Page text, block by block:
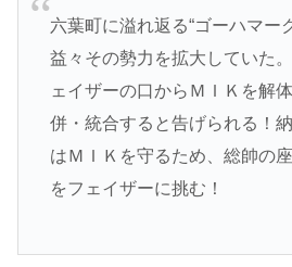
六葉町に溢れ返る“ゴーハマー
益々その勢力を拡大していた
ェイザーの口からＭＩＫを解
併・統合すると告げられる！
はＭＩＫを守るため、総帥の
をフェイザーに挑む！